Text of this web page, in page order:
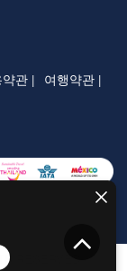
관 |
여행약관 |
RESERVED